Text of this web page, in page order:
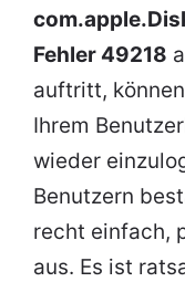
Fehler 49218
auftritt,
Ihrem
wieder
Benutzern
recht einfach,
aus. Es ist